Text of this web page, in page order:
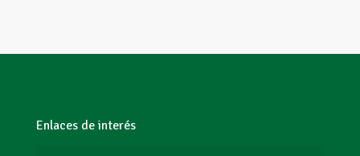
Enlaces de interés